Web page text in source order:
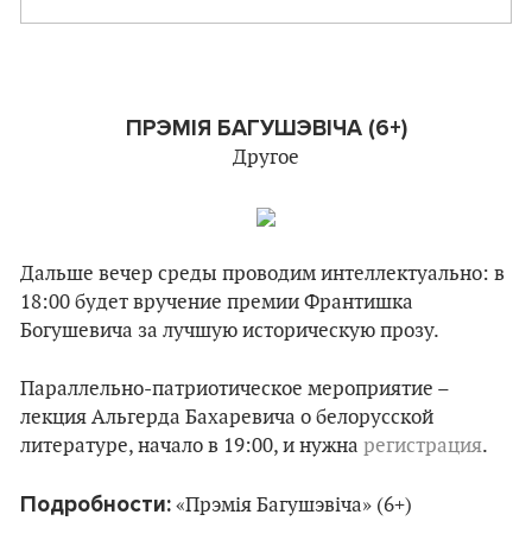
ПРЭМІЯ БАГУШЭВІЧА (6+)
Другое
Дальше вечер среды проводим интеллектуально: в
18:00 будет вручение премии Франтишка
Богушевича за лучшую историческую прозу.
Параллельно-патриотическое мероприятие –
лекция Альгерда Бахаревича о белорусской
литературе, начало в 19:00, и нужна регистрация.
Подробности: «Прэмія Багушэвіча» (6+)